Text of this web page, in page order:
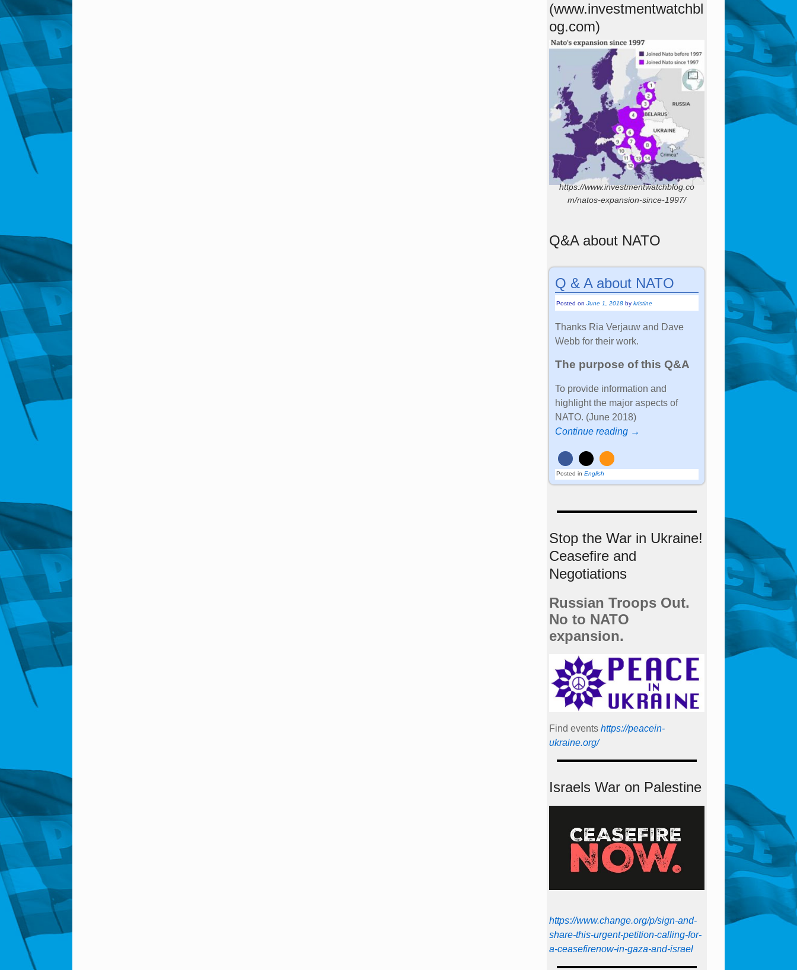
(www.investmentwatchbl
og.com)
https://www.investmentwatchblog.co
m/natos-expansion-since-1997/
Q&A about NATO
Q & A about NATO
Posted onJune 1, 2018 bykristine
Thanks Ria Verjauw and Dave
Webb for their work.
The purpose of this Q&A
To provide information and
highlight the major aspects of
NATO. (June 2018)
Continue reading →
Posted in English
Stop the War in Ukraine!
Ceasefire and
Negotiations
Russian Troops Out.
No to NATO
expansion.
Find events https://peace­in­
ukraine.org/
Israels War on Palestine
https://www.change.org/p/sign-and-
share-this-urgent-petition-calling-for-
a-ceasefirenow-in-gaza-and-israel